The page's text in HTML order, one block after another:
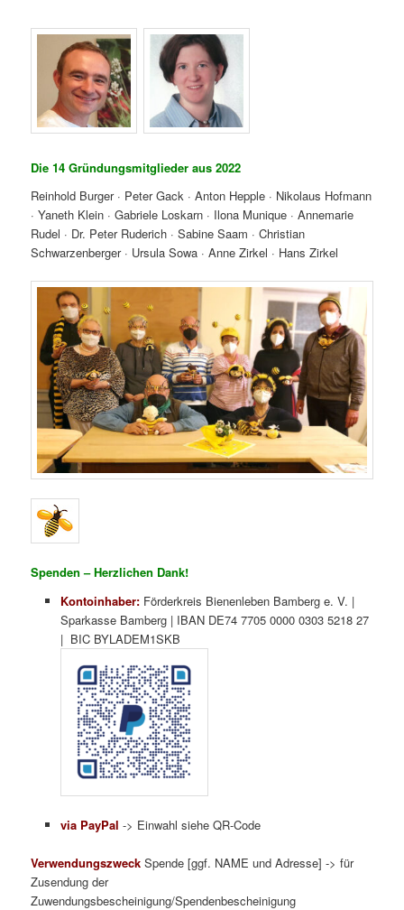
Die 14 Gründungsmitglieder aus 2022
Reinhold Burger · Peter Gack · Anton Hepple · Nikolaus Hofmann
· Yaneth Klein · Gabriele Loskarn · Ilona Munique · Annemarie
Rudel · Dr. Peter Ruderich · Sabine Saam · Christian
Schwarzenberger · Ursula Sowa · Anne Zirkel · Hans Zirkel
Spenden – Herzlichen Dank!
Kontoinhaber: Förderkreis Bienenleben Bamberg e. V. |
Sparkasse Bamberg | IBAN DE74 7705 0000 0303 5218 27
| BIC BYLADEM1SKB
via PayPal -> Einwahl siehe QR-Code
Verwendungszweck Spende [ggf. NAME und Adresse] -> für
Zusendung der
Zuwendungsbescheinigung/Spendenbescheinigung